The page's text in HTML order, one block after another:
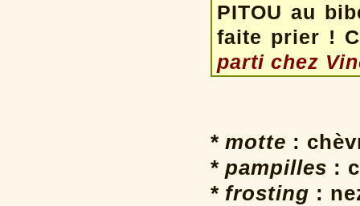
PITOU au
faite prier !
parti chez
* motte :
* pampilles :
* frosting :